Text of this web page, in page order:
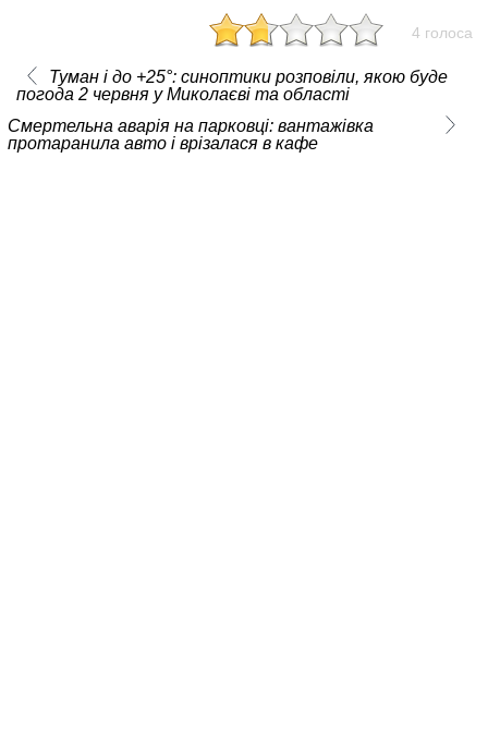
4 голоса
Туман і до +25°: синоптики розповіли, якою буде
погода 2 червня у Миколаєві та області
Смертельна аварія на парковці: вантажівка
протаранила авто і врізалася в кафе